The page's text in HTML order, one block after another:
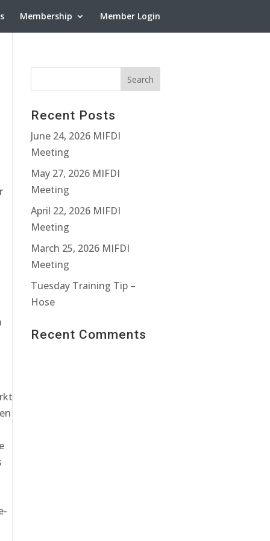
Membership Member Login
Recent Posts
June 24, 2026 MIFDI
Meeting
May 27, 2026 MIFDI
Meeting
April 22, 2026 MIFDI
Meeting
March 25, 2026 MIFDI
Meeting
Tuesday Training Tip –
Hose
Recent Comments